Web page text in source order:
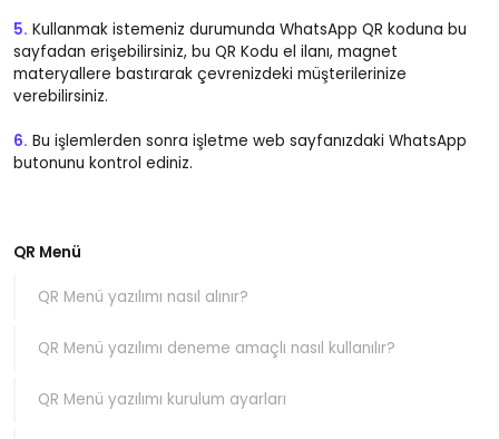
5. Kullanmak istemeniz durumunda WhatsApp QR koduna bu
sayfadan erişebilirsiniz, bu QR Kodu el ilanı, magnet
materyallere bastırarak çevrenizdeki müşterilerinize
verebilirsiniz.
6. Bu işlemlerden sonra işletme web sayfanızdaki WhatsApp
butonunu kontrol ediniz.
QR Menü
QR Menü yazılımı nasıl alınır?
QR Menü yazılımı deneme amaçlı nasıl kullanılır?
QR Menü yazılımı kurulum ayarları